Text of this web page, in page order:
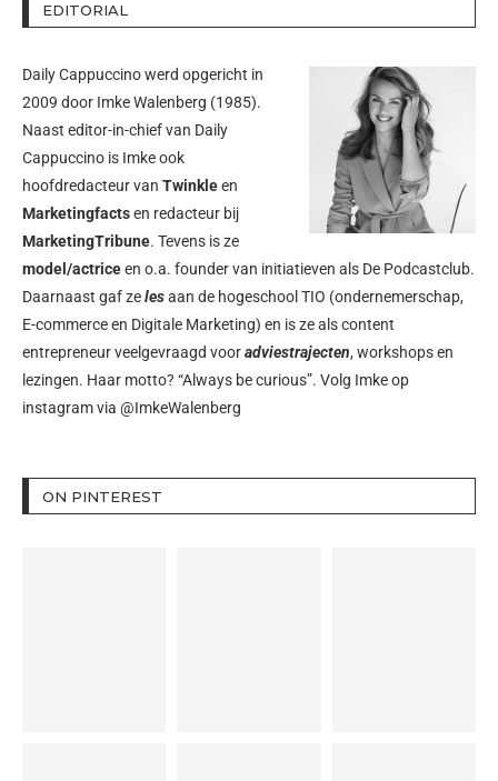
EDITORIAL
Daily Cappuccino werd opgericht in
2009 door Imke Walenberg (1985).
Naast editor-in-chief van Daily
Cappuccino is Imke ook
hoofdredacteur van Twinkleen
Marketingfactsen redacteur bij
MarketingTribune. Tevens is ze
model/actriceen o.a. founder van initiatieven als De Podcastclub.
Daarnaast gaf zelesaan de hogeschool TIO (ondernemerschap,
E-commerce en Digitale Marketing) en is ze als content
entrepreneur veelgevraagd vooradviestrajecten, workshops en
lezingen. Haar motto? “Always be curious”. Volg Imke op
instagram via @ImkeWalenberg
ON PINTEREST